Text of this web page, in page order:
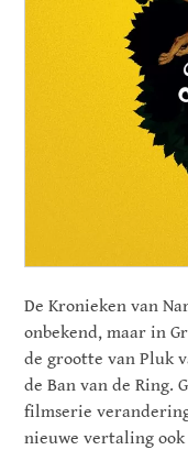
De Kronieken van
onbekend, maar in
de grootte van Pluk
de Ban van de Ring.
filmserie
nieuwe vertaling